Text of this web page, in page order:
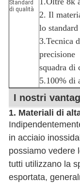
Standard
di qualità
2. Il
lo
3.Tecnica
precisione
squadra di
5.100% di
I nostri
1. Materiali di
in acciaio
possiamo vedere
tutti utilizzano la
esportata,